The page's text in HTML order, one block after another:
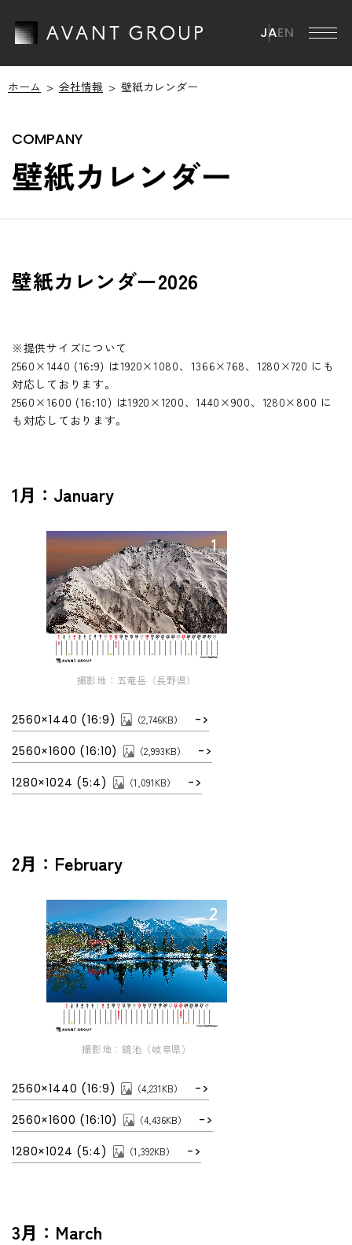
JAEN
バントグループ
バントグループ TOP
ループCEOメッセージ
ループ事業
社情報
社情報 TOP
革
紙カレンダー
マテリアリティ
財務情報ハイライト
境
情報 TOP
ニュース
営方針
績・財務
ライブラリ
式情報
人投資家の皆様
カレンダー
子公告
語集
用情報
ホーム 会社情報 壁紙カレンダー
壁紙カレンダー
壁紙カレンダー2026
※提供サイズについて
2560×1440 (16:9) は1920×1080、1366×768、1280×720 にも
対応しております。
2560×1600 (16:10) は1920×1200、1440×900、1280×800 に
も対応しております。
1月：January
撮影地：五竜岳（長野県）
2560×1440 (16:9) （2,746KB）
2560×1600 (16:10) （2,993KB）
1280×1024 (5:4) （1,091KB）
2月：February
撮影地：鏡池（岐阜県）
2560×1440 (16:9) （4,231KB）
2560×1600 (16:10) （4,436KB）
1280×1024 (5:4) （1,392KB）
3月：March